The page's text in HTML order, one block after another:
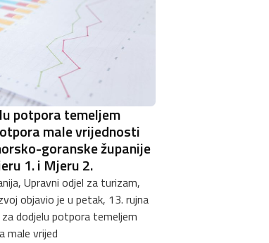
potpora temeljem
male vrijednosti
goranske županije
1. i Mjeru 2.
Upravni odjel za turizam,
objavio je u petak, 13. rujna
dodjelu potpora temeljem
male vrijed